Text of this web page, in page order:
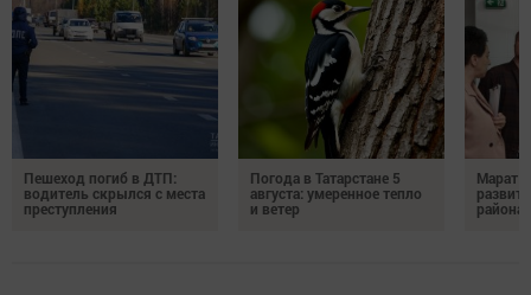
Пешеход погиб в ДТП:
водитель скрылся с места
преступления
Погода в Татарстане 5
августа: умеренное тепло
и ветер
Марат
района